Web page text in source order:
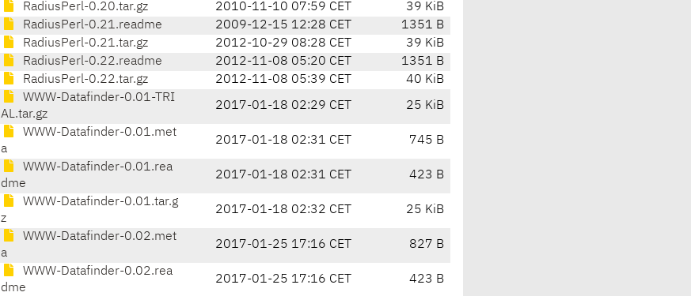
RadiusPerl-0.20.tar.gz
2010-11-10 07:59 CET
39 KiB
RadiusPerl-0.21.readme
2009-12-15 12:28 CET
1351 B
RadiusPerl-0.21.tar.gz
2012-10-29 08:28 CET
39 KiB
RadiusPerl-0.22.readme
2012-11-08 05:20 CET
1351 B
RadiusPerl-0.22.tar.gz
2012-11-08 05:39 CET
40 KiB
WWW-Datafinder-0.01-TRI
AL.tar.gz
2017-01-18 02:29 CET 25 KiB
WWW-Datafinder-0.01.met
a
2017-01-18 02:31 CET 745 B
WWW-Datafinder-0.01.rea
dme
2017-01-18 02:31 CET 423 B
WWW-Datafinder-0.01.tar.g
z
2017-01-18 02:32 CET 25 KiB
WWW-Datafinder-0.02.met
a
2017-01-25 17:16 CET 827 B
WWW-Datafinder-0.02.rea
dme
2017-01-25 17:16 CET 423 B